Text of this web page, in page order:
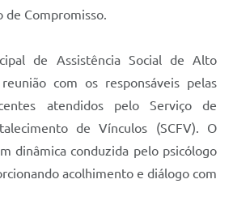
de Compromisso.
de Assistência Social de Alto
com os responsáveis pelas
atendidos pelo Serviço de
de Vínculos (SCFV). O
dinâmica conduzida pelo psicólogo
acolhimento e diálogo com